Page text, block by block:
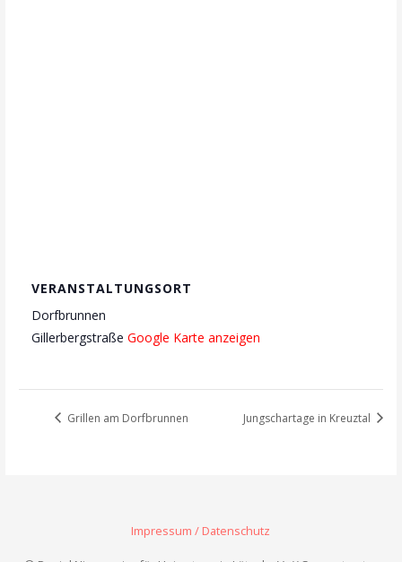
VERANSTALTUNGSORT
Dorfbrunnen
Gillerbergstraße Google Karte anzeigen
Grillen am Dorfbrunnen Jungschartage in Kreuztal
Impressum / Datenschutz